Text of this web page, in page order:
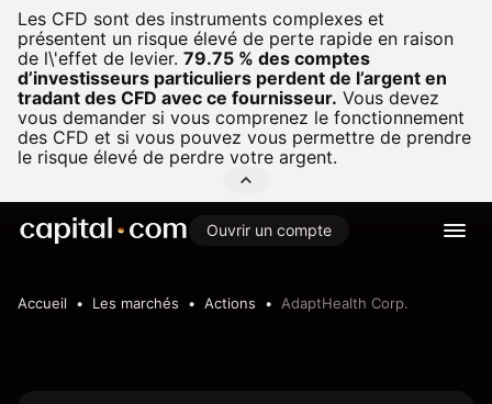
Les CFD sont des instruments complexes et
présentent un risque élevé de perte rapide en raison
de l\'effet de levier. 79.75 % des comptes
d’investisseurs particuliers perdent de l’argent en
tradant des CFD avec ce fournisseur. Vous devez
vous demander si vous comprenez le fonctionnement
des CFD et si vous pouvez vous permettre de prendre
le risque élevé de perdre votre argent.
Ouvrir un compte
Accueil Les marchés Actions AdaptHealth Corp.